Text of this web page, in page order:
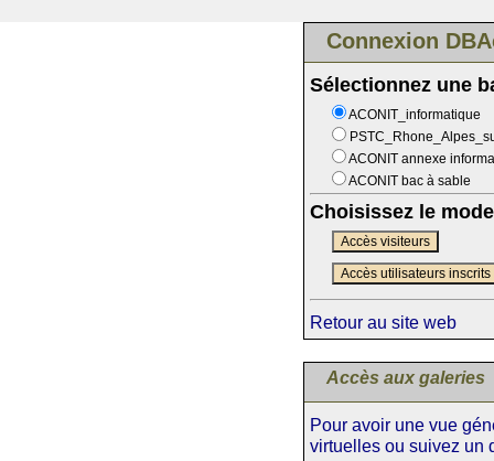
Connexion
Sélectionnez une
ACONIT_informatique
ACONIT annexe
ACONIT bac à sable
Choisissez le
Accès visiteurs
Accès utilisateurs inscrits
Retour au site web
Accès aux galeries
Pour avoir une vue
virtuelles ou suivez un